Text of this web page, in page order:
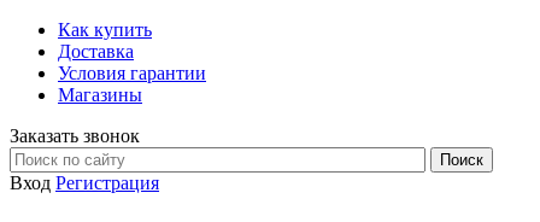
Как купить
Доставка
Условия гарантии
Магазины
Заказать звонок
Вход Регистрация